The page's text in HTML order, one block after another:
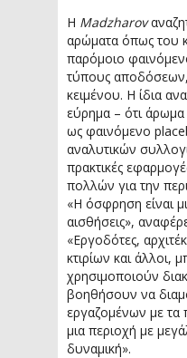
Η Madzharov
αρώματα όπως του
παρόμοιο
τύπους
κειμένου. Η ίδια
εύρημα – ότι
ως φαινόμενο
αναλυτικών
πρακτικές
πολλών για την
«Η όσφρηση είναι
αισθήσεις»,
«Εργοδότες,
κτιρίων και άλλοι,
χρησιμοποιούν
βοηθήσουν να
εργαζομένων με τα
μια περιοχή με
δυναμική».